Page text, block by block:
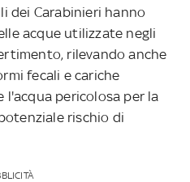
dei Carabinieri hanno
acque utilizzate negli
rilevando anche
fecali e cariche
l'acqua pericolosa per la
rischio di